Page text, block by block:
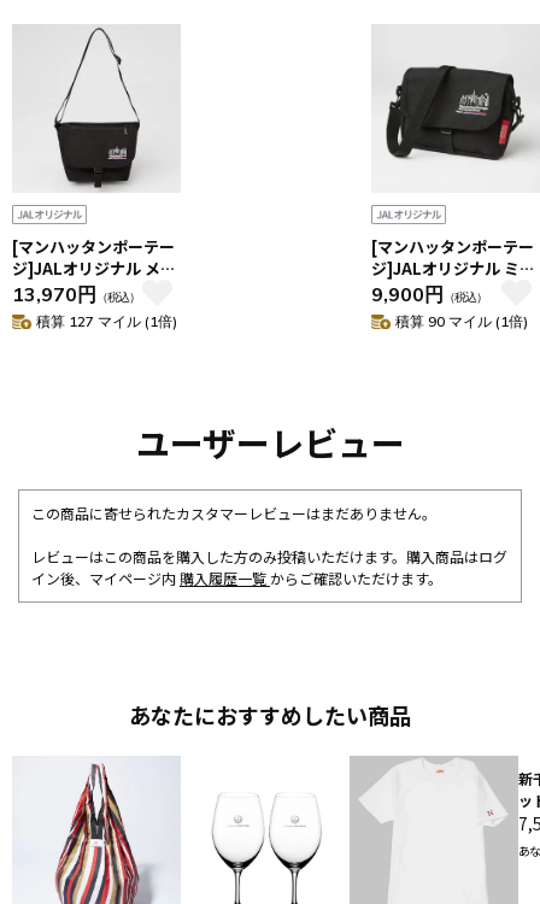
[マンハッタンポーテー
ジ]JALオリジナル メッ
センジャーバッグ
13,970円 （税込）
積算 127 マイル (1倍)
[マンハッタンポーテー
ジ]JALオリジナル ミニ
ショルダーバッグ
9,900円 （税込）
積算 90 マイル (1倍)
ユーザーレビュー
この商品に寄せられたカスタマーレビューはまだありません。
レビューはこの商品を購入した方のみ投稿いただけます。購入商品はログ
イン後、マイページ内 購入履歴一覧 からご確認いただけます。
あなたにおすすめしたい商品
新
ッ
あ